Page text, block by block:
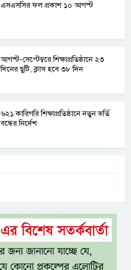
এসএসসির ফল প্রকাশ ১০ আগস্ট
আগস্ট-সেপ্টেম্বরে শিক্ষাপ্রতিষ্ঠানে ২৩
দিনের ছুটি, ক্লাস হবে ৩৮ দিন
৬২১ কারিগরি শিক্ষাপ্রতিষ্ঠানে নতুন ভর্তি
বন্ধের নির্দেশ